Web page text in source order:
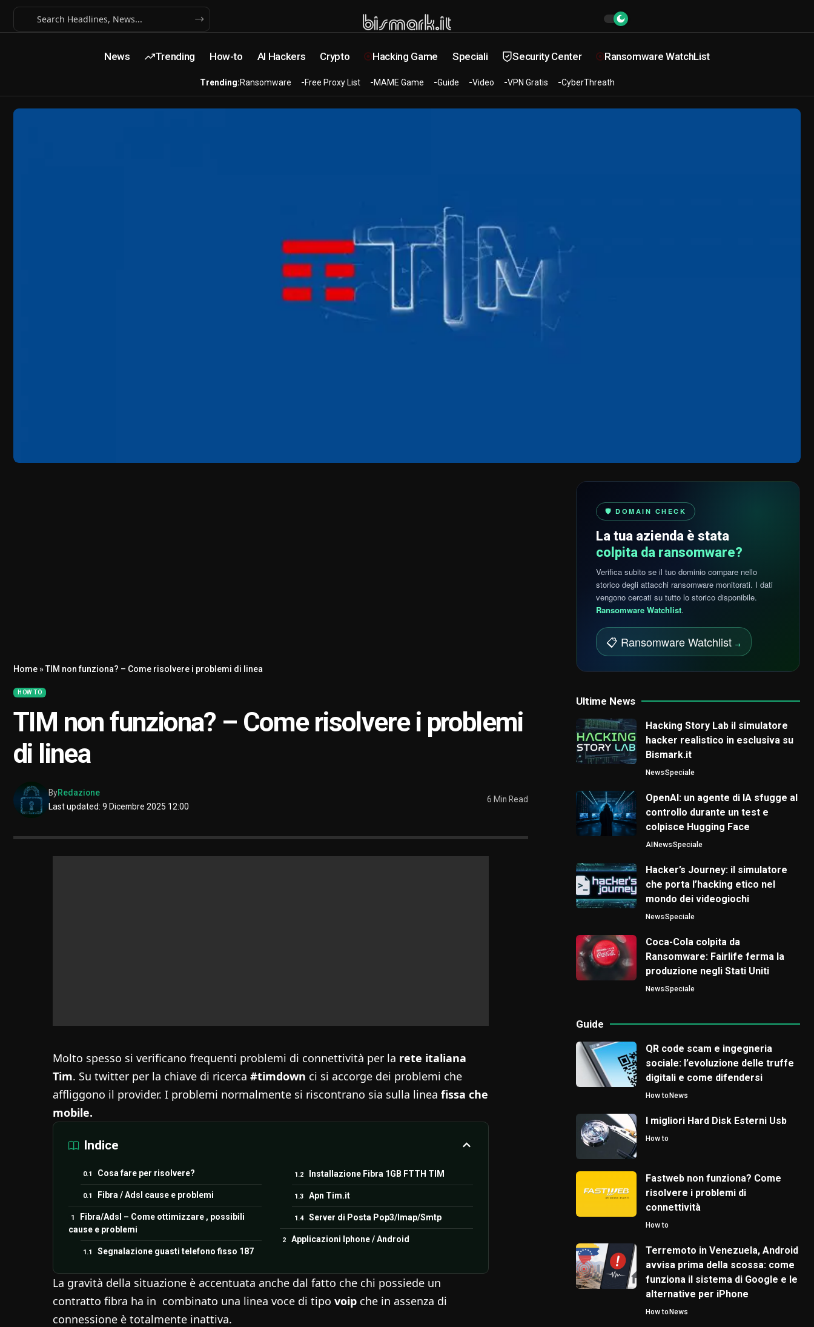
News Trending How-to AI Hackers Crypto Hacking Game Speciali Security Center Ransomware WatchList
Trending:Ransomware Free Proxy List MAME Game Guide Video VPN Gratis CyberThreath
Home»TIM non funziona? – Come risolvere i problemi di linea
HOW TO
TIM non funziona? – Come risolvere i problemi
di linea
Last updated: 9 Dicembre 2025 12:00
ByRedazione
6 Min Read
Molto spesso si verificano frequenti problemi di connettività per la rete italiana
Tim. Su twitter per la chiave di ricerca #timdown ci si accorge dei problemi che
affliggono il provider. I problemi normalmente si riscontrano sia sulla linea fissa che
mobile.
Indice
Cosa fare per risolvere?
Fibra / Adsl cause e problemi
Fibra/Adsl – Come ottimizzare , possibili
cause e problemi
Segnalazione guasti telefono fisso 187
Installazione Fibra 1GB FTTH TIM
Apn Tim.it
Server di Posta Pop3/Imap/Smtp
Applicazioni Iphone / Android
La gravità della situazione è accentuata anche dal fatto che chi possiede un
contratto fibra ha in combinato una linea voce di tipo voipche in assenza di
connessione è totalmente inattiva.
🛡️ DOMAIN CHECK
La tua azienda è stata
colpita da ransomware?
Verifica subito se il tuo dominio compare nello
storico degli attacchi ransomware monitorati. I dati
vengono cercati su tutto lo storico disponibile.
Ransomware Watchlist.
📋 Ransomware Watchlist →
Ultime News
Hacking Story Lab il simulatore
hacker realistico in esclusiva su
Bismark.it
NewsSpeciale
OpenAI: un agente di IA sfugge al
controllo durante un test e
colpisce Hugging Face
AINewsSpeciale
Hacker’s Journey: il simulatore
che porta l’hacking etico nel
mondo dei videogiochi
NewsSpeciale
Coca-Cola colpita da
Ransomware: Fairlife ferma la
produzione negli Stati Uniti
NewsSpeciale
Guide
QR code scam e ingegneria
sociale: l’evoluzione delle truffe
digitali e come difendersi
How toNews
I migliori Hard Disk Esterni Usb
How to
Fastweb non funziona? Come
risolvere i problemi di
connettività
How to
Terremoto in Venezuela, Android
avvisa prima della scossa: come
funziona il sistema di Google e le
alternative per iPhone
How toNews